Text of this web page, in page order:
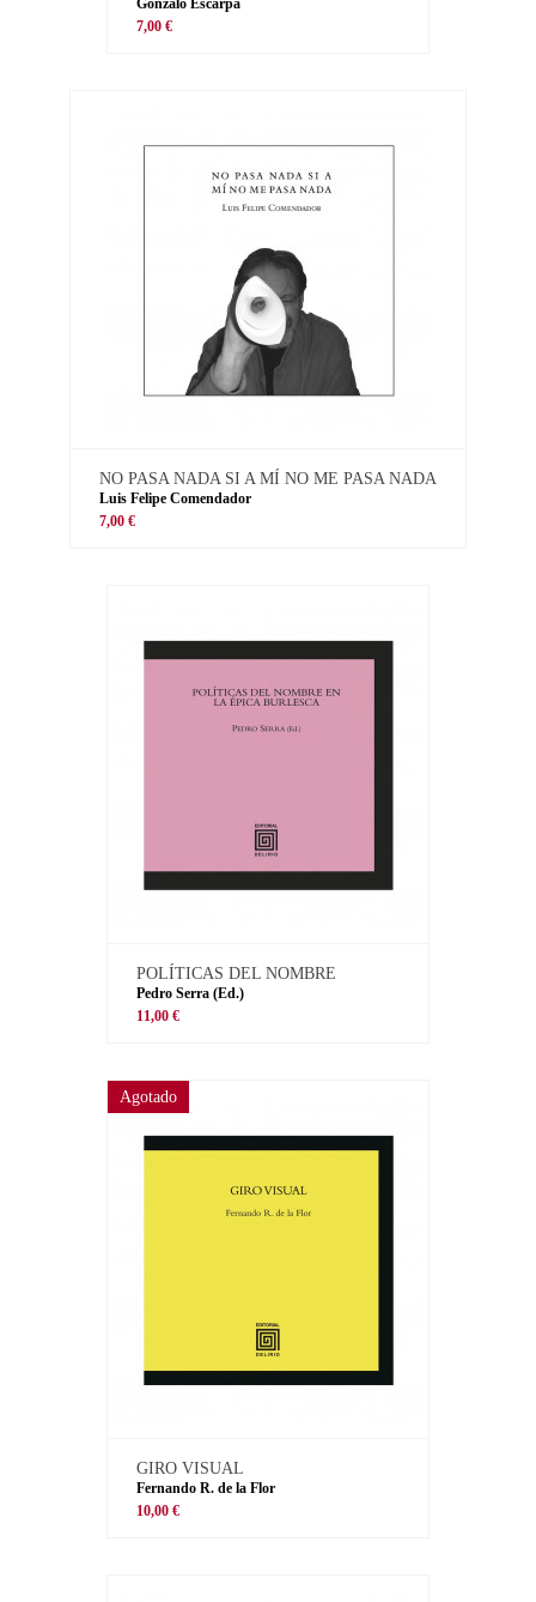
7,00 €
NO PASA NADA SI A MÍ NO ME PASA NADA
Luis Felipe Comendador
7,00 €
POLÍTICAS DEL NOMBRE
Pedro Serra (Ed.)
11,00 €
Agotado
GIRO VISUAL
Fernando R. de la Flor
10,00 €